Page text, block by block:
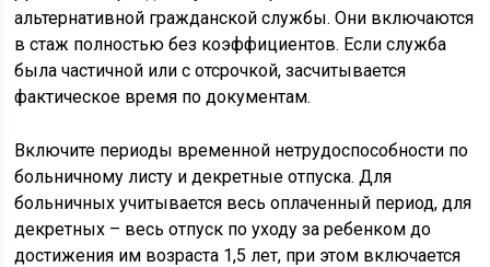
альтернативной гражданской службы. Они включаются
в стаж полностью без коэффициентов. Если служба
была частичной или с отсрочкой, засчитывается
фактическое время по документам.
Включите периоды временной нетрудоспособности по
больничному листу и декретные отпуска. Для
больничных учитывается весь оплаченный период, для
декретных – весь отпуск по уходу за ребенком до
достижения им возраста 1,5 лет, при этом включается